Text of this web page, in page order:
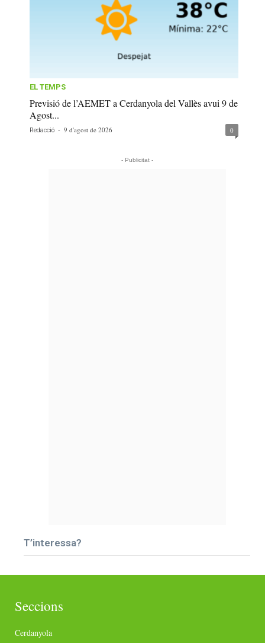
EL TEMPS
Previsió de l’AEMET a Cerdanyola del Vallès avui 9 de
Agost...
Redacció - 9 d'agost de 2026 0
- Publicitat -
T’interessa?
Seccions
Cerdanyola